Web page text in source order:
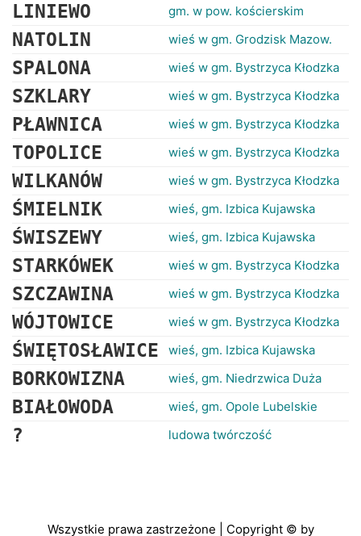
LINIEWO gm. w pow. kościerskim
NATOLIN wieś w gm. Grodzisk Mazow.
SPALONA wieś w gm. Bystrzyca Kłodzka
SZKLARY wieś w gm. Bystrzyca Kłodzka
PŁAWNICA wieś w gm. Bystrzyca Kłodzka
TOPOLICE wieś w gm. Bystrzyca Kłodzka
WILKANÓW wieś w gm. Bystrzyca Kłodzka
ŚMIELNIK wieś, gm. Izbica Kujawska
ŚWISZEWY wieś, gm. Izbica Kujawska
STARKÓWEK wieś w gm. Bystrzyca Kłodzka
SZCZAWINA wieś w gm. Bystrzyca Kłodzka
WÓJTOWICE wieś w gm. Bystrzyca Kłodzka
ŚWIĘTOSŁAWICE wieś, gm. Izbica Kujawska
BORKOWIZNA wieś, gm. Niedrzwica Duża
BIAŁOWODA wieś, gm. Opole Lubelskie
? ludowa twórczość
Wszystkie prawa zastrzeżone | Copyright © by